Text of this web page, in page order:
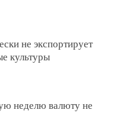
не экспортирует
культуры
неделю валюту не